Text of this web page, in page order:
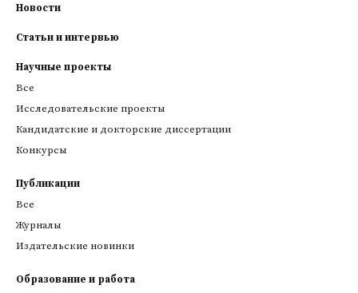
Новости
Статьи и интервью
Научные проекты
Все
Исследовательские проекты
Кандидатские и докторские диссертации
Конкурсы
Публикации
Все
Журналы
Издательские новинки
Образование и работа